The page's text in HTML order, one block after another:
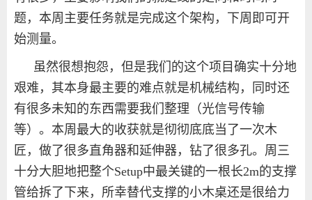
题，本周主要任务就是完成这个架构，下周即可开
始测量。
虽然很想抱怨，但是我们的这个项目确实十分地
艰难，其本身最主要的难点就是机械结构，同时还
有很多未知的东西需要我们整理（光信号传输
等）。本周最大的收获就是彻彻底底当了一次木
匠，做了很多直角器和延伸器，钻了很多孔。周三
十分大胆地把整个Setup中最关键的一根长2m的支撑
管给拆了下来，所幸替代支撑的小木桌还是很给力